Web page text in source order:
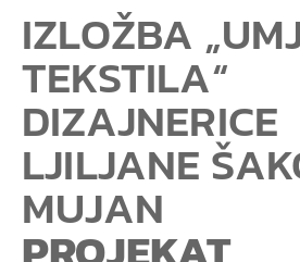
IZLOŽBA
TEKSTILA“
DIZAJNERICE
LJILJANE
MUJAN